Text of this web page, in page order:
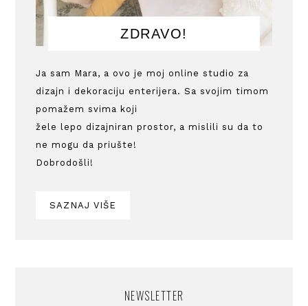
ZDRAVO!
Ja sam Mara, a ovo je moj online studio za
dizajn i dekoraciju enterijera. Sa svojim timom
pomažem svima koji
žele lepo dizajniran prostor, a mislili su da to
ne mogu da priušte!
Dobrodošli!
SAZNAJ VIŠE
NEWSLETTER